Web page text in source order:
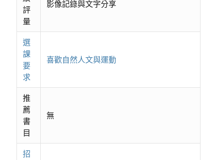
評
量
影像記錄與文字分享
選
課
要
求
喜歡自然人文與運動
推
薦
書
目
無
招